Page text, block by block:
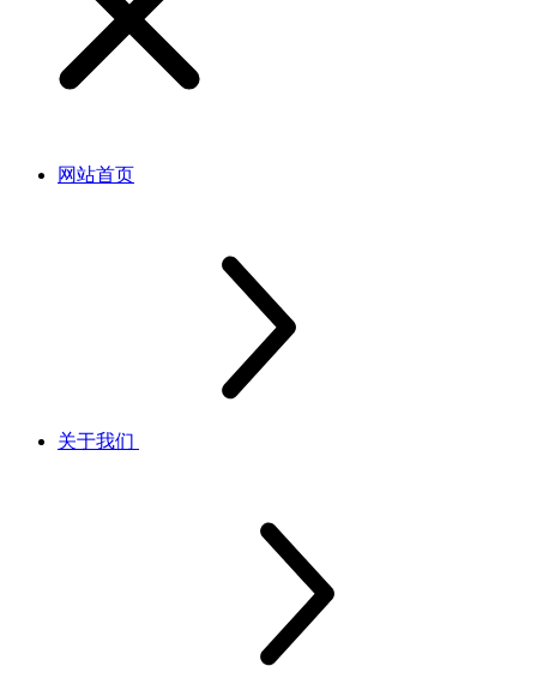
网站首页
关于我们